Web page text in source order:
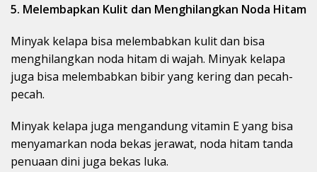
5. Melembapkan Kulit dan Menghilangkan Noda Hitam
Minyak kelapa bisa melembabkan kulit dan bisa
menghilangkan noda hitam di wajah. Minyak kelapa
juga bisa melembabkan bibir yang kering dan pecah-
pecah.
Minyak kelapa juga mengandung vitamin E yang bisa
menyamarkan noda bekas jerawat, noda hitam tanda
penuaan dini juga bekas luka.